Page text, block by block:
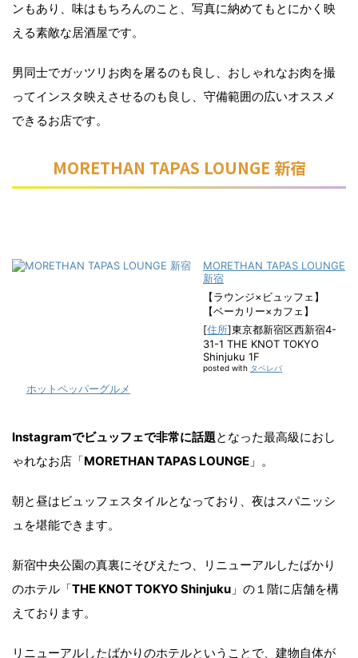
ンもあり、味はもちろんのこと、写真に納めてもとにかく映
える素敵な居酒屋です。
男同士でガッツリお肉を屠るのも良し、おしゃれなお肉を撮
ってインスタ映えさせるのも良し、守備範囲の広いオススメ
できるお店です。
MORETHAN TAPAS LOUNGE 新宿
MORETHAN TAPAS LOUNGE
新宿
【ラウンジ×ビュッフェ】
【ベーカリー×カフェ】
[住所]東京都新宿区西新宿4-
31-1 THE KNOT TOKYO
Shinjuku 1F
posted with タベレバ
ホットペッパーグルメ
Instagramでビュッフェで非常に話題となった最高級におし
ゃれなお店「MORETHAN TAPAS LOUNGE 」。
朝と昼はビュッフェスタイルとなっており、夜はスパニッシ
ュを堪能できます。
新宿中央公園の真裏にそびえたつ、リニューアルしたばかり
のホテル「THE KNOT TOKYO Shinjuku 」の１階に店舗を構
えております。
リニューアルしたばかりのホテルということで、建物自体が